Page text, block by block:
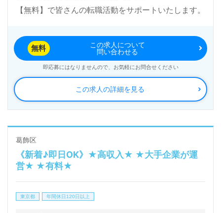
【無料】で皆さんの転職活動をサポートいたします。
この求人の詳細を見る
無料
この求人について
問い合わせる
即応募にはなりませんので、お気軽にお問合せください
葛飾区
《新着♪即日OK》★高収入★ ★大手企業が運
営★ ★有料★
東京都 年間休日120日以上